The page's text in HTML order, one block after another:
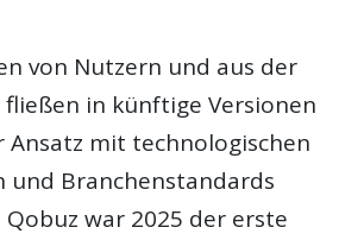
von Nutzern und aus der
in künftige Versionen
Ansatz mit technologischen
und Branchenstandards
war 2025 der erste